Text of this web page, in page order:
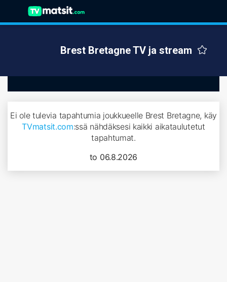
Brest Bretagne TV ja stream
Ei ole tulevia tapahtumia joukkueelle Brest Bretagne, käy
TVmatsit.com:ssä nähdäksesi kaikki aikataulutetut
tapahtumat.
to 06.8.2026